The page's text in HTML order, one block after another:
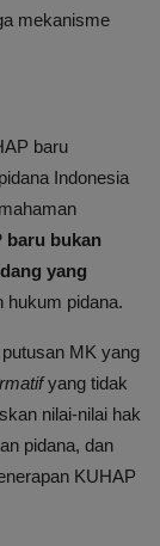
mekanisme
baru
Indonesia
baru bukan
yang
hukum pidana.
MK yang
yang tidak
nilai-nilai hak
pidana, dan
KUHAP